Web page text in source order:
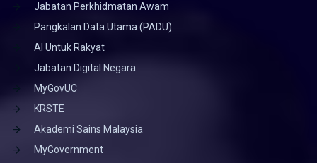
Jabatan Perkhidmatan Awam
Pangkalan Data Utama (PADU)
AI Untuk Rakyat
Jabatan Digital Negara
MyGovUC
KRSTE
Akademi Sains Malaysia
MyGovernment